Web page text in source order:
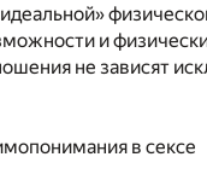
и
не зависят
в сексе